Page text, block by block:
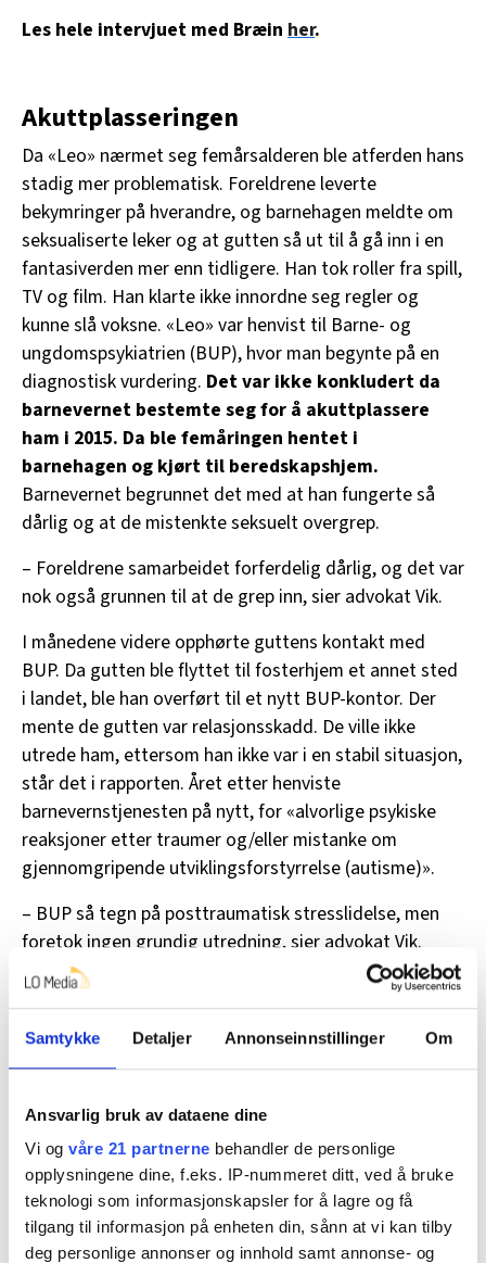
Samtykke Detaljer Annonseinnstillinger Om
Ansvarlig bruk av dataene dine
Vi og våre 21 partnerne behandler de personlige
opplysningene dine, f.eks. IP-nummeret ditt, ved å bruke
teknologi som informasjonskapsler for å lagre og få
tilgang til informasjon på enheten din, sånn at vi kan tilby
deg personlige annonser og innhold samt annonse- og
Les hele intervjuet med Bræin her.
Akuttplasseringen
Da «Leo» nærmet seg femårsalderen ble atferden hans
stadig mer problematisk. Foreldrene leverte
bekymringer på hverandre, og barnehagen meldte om
seksualiserte leker og at gutten så ut til å gå inn i en
fantasiverden mer enn tidligere. Han tok roller fra spill,
TV og film. Han klarte ikke innordne seg regler og
kunne slå voksne. «Leo» var henvist til Barne- og
ungdomspsykiatrien (BUP), hvor man begynte på en
diagnostisk vurdering. Det var ikke konkludert da
barnevernet bestemte seg for å akuttplassere
ham i 2015. Da ble femåringen hentet i
barnehagen og kjørt til beredskapshjem.
Barnevernet begrunnet det med at han fungerte så
dårlig og at de mistenkte seksuelt overgrep.
– Foreldrene samarbeidet forferdelig dårlig, og det var
nok også grunnen til at de grep inn, sier advokat Vik.
I månedene videre opphørte guttens kontakt med
BUP. Da gutten ble flyttet til fosterhjem et annet sted
i landet, ble han overført til et nytt BUP-kontor. Der
mente de gutten var relasjonsskadd. De ville ikke
utrede ham, ettersom han ikke var i en stabil situasjon,
står det i rapporten. Året etter henviste
barnevernstjenesten på nytt, for «alvorlige psykiske
reaksjoner etter traumer og/eller mistanke om
gjennomgripende utviklingsforstyrrelse (autisme)».
– BUP så tegn på posttraumatisk stresslidelse, men
foretok ingen grundig utredning, sier advokat Vik.
Kan ikke alltid vente på avklaring
Grorud barnevernstjeneste i Oslo, som har hatt ansvar
Barnevernsleder Carl-Magnus Hammarström stiller til
intervju med avdelingsleder Gitte Kristin Evensen og
fagutvikler Juni Håseth Gurvin. De vil ikke uttale seg
om guttens sak, men om tematikken, om hvordan
barnevern og spesialisthelsetjeneste samarbeider.